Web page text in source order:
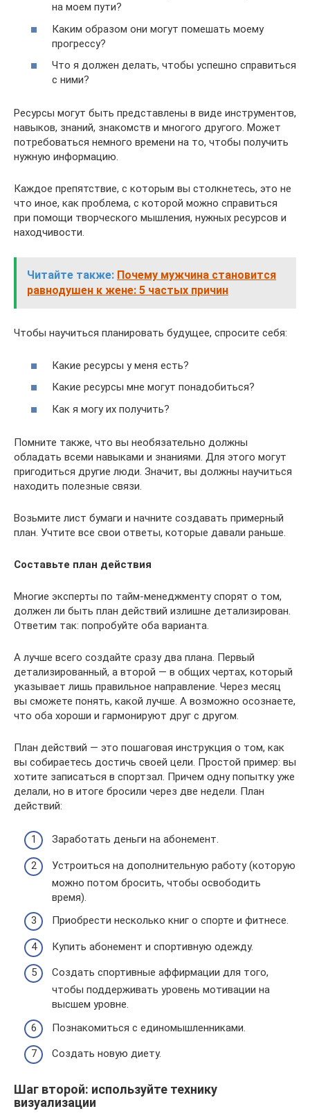
на моем пути?
Каким образом они могут помешать моему
прогрессу?
Что я должен делать, чтобы успешно справиться
с ними?
Ресурсы могут быть представлены в виде инструментов,
навыков, знаний, знакомств и многого другого. Может
потребоваться немного времени на то, чтобы получить
нужную информацию.
Каждое препятствие, с которым вы столкнетесь, это не
что иное, как проблема, с которой можно справиться
при помощи творческого мышления, нужных ресурсов и
находчивости.
Читайте также: Почему мужчина становится
равнодушен к жене: 5 частых причин
Чтобы научиться планировать будущее, спросите себя:
Какие ресурсы у меня есть?
Какие ресурсы мне могут понадобиться?
Как я могу их получить?
Помните также, что вы необязательно должны
обладать всеми навыками и знаниями. Для этого могут
пригодиться другие люди. Значит, вы должны научиться
находить полезные связи.
Возьмите лист бумаги и начните создавать примерный
план. Учтите все свои ответы, которые давали раньше.
Составьте план действия
Многие эксперты по тайм-менеджменту спорят о том,
должен ли быть план действий излишне детализирован.
Ответим так: попробуйте оба варианта.
А лучше всего создайте сразу два плана. Первый
детализированный, а второй — в общих чертах, который
указывает лишь правильное направление. Через месяц
вы сможете понять, какой лучше. А возможно осознаете,
что оба хороши и гармонируют друг с другом.
План действий — это пошаговая инструкция о том, как
вы собираетесь достичь своей цели. Простой пример: вы
хотите записаться в спортзал. Причем одну попытку уже
делали, но в итоге бросили через две недели. План
действий:
Заработать деньги на абонемент.
Устроиться на дополнительную работу (которую
можно потом бросить, чтобы освободить
время).
Приобрести несколько книг о спорте и фитнесе.
Купить абонемент и спортивную одежду.
Создать спортивные аффирмации для того,
чтобы поддерживать уровень мотивации на
высшем уровне.
Познакомиться с единомышленниками.
Создать новую диету.
Шаг второй: используйте технику
визуализации